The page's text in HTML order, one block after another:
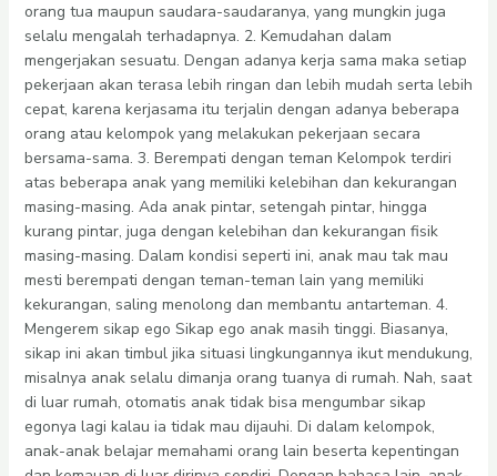
orang tua maupun saudara-saudaranya, yang mungkin juga
selalu mengalah terhadapnya. 2. Kemudahan dalam
mengerjakan sesuatu. Dengan adanya kerja sama maka setiap
pekerjaan akan terasa lebih ringan dan lebih mudah serta lebih
cepat, karena kerjasama itu terjalin dengan adanya beberapa
orang atau kelompok yang melakukan pekerjaan secara
bersama-sama. 3. Berempati dengan teman Kelompok terdiri
atas beberapa anak yang memiliki kelebihan dan kekurangan
masing-masing. Ada anak pintar, setengah pintar, hingga
kurang pintar, juga dengan kelebihan dan kekurangan fisik
masing-masing. Dalam kondisi seperti ini, anak mau tak mau
mesti berempati dengan teman-teman lain yang memiliki
kekurangan, saling menolong dan membantu antarteman. 4.
Mengerem sikap ego Sikap ego anak masih tinggi. Biasanya,
sikap ini akan timbul jika situasi lingkungannya ikut mendukung,
misalnya anak selalu dimanja orang tuanya di rumah. Nah, saat
di luar rumah, otomatis anak tidak bisa mengumbar sikap
egonya lagi kalau ia tidak mau dijauhi. Di dalam kelompok,
anak-anak belajar memahami orang lain beserta kepentingan